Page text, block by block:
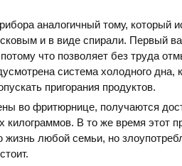
аналогичный тому, который
и в виде спирали. Первый
что позволяет без труда
система холодного дна,
пригорания продуктов.
во фритюрнице, получаются
килограммов. В то же время этот
жизнь любой семьи, но